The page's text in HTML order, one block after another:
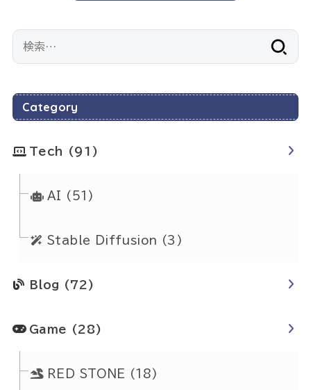
索:
Category
Tech (91)
AI (51)
Stable Diffusion (3)
Blog (72)
Game (28)
RED STONE (18)